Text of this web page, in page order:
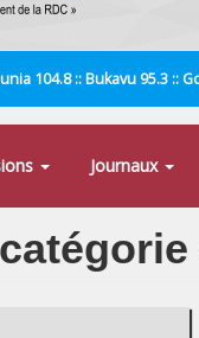
104.8 :: Bukavu 95.3 ::
Journaux